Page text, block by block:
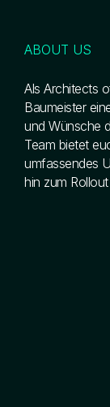
ABOUT US
Als Architects
Baumeister
und Wünsche
Team bietet
umfassendes
hin zum